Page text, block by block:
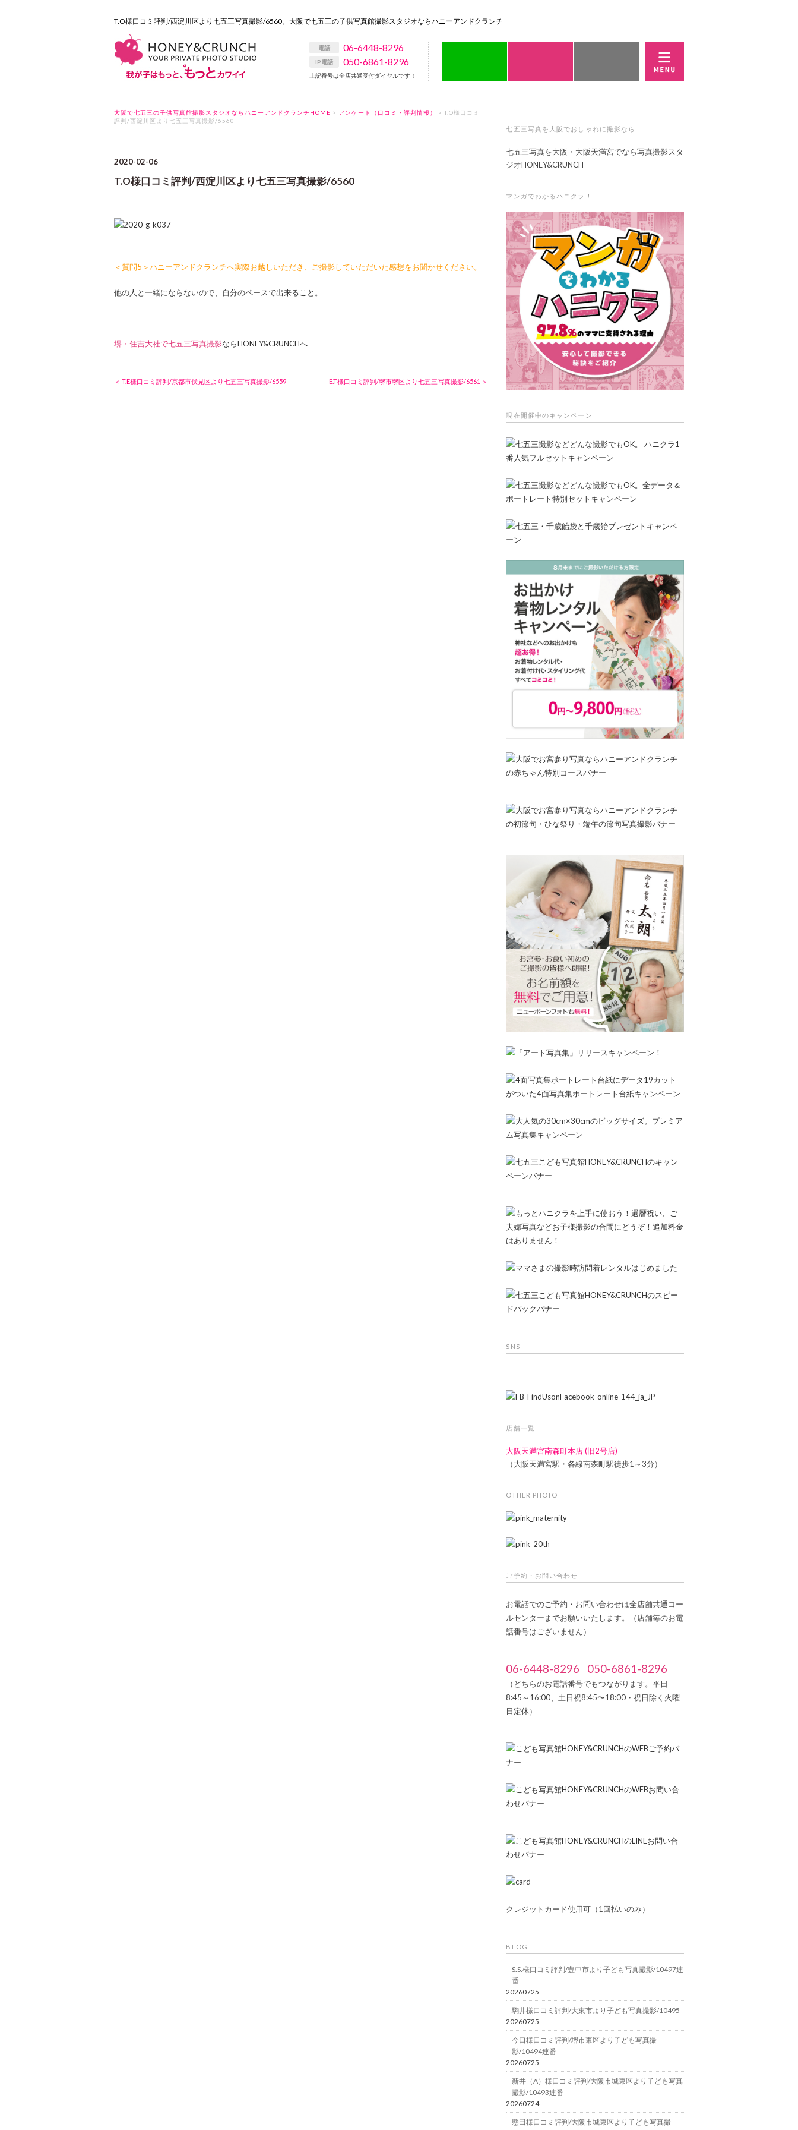
T.O様口コミ評判/西淀川区より七五三写真撮影/6560。大阪で七五三の子供写真館撮影スタジオならハニーアンドクランチ
電話 06-6448-8296
IP電話 050-6861-8296
上記番号は全店共通受付ダイヤルです！
大阪で七五三の子供写真館撮影スタジオならハニーアンドクランチHOME > アンケート（口コミ・評判情報）
> T.O様口コミ
評判/西淀川区より七五三写真撮影/6560
2020-02-06
T.O様口コミ評判/西淀川区より七五三写真撮影/6560
＜質問5＞ハニーアンドクランチへ実際お越しいただき、ご撮影していただいた感想をお聞かせください。
他の人と一緒にならないので、自分のペースで出来ること。
堺・住吉大社で七五三写真撮影ならHONEY&CRUNCHへ
＜ T.E様口コミ評判/京都市伏見区より七五三写真撮影/6559 E.T様口コミ評判/堺市堺区より七五三写真撮影/6561 ＞
七五三写真を大阪でおしゃれに撮影なら
七五三写真を大阪・大阪天満宮でなら写真撮影スタ
ジオHONEY&CRUNCH
マンガでわかるハニクラ！
現在開催中のキャンペーン
SNS
店舗一覧
大阪天満宮南森町本店 (旧2号店)
（大阪天満宮駅・各線南森町駅徒歩1～3分）
OTHER PHOTO
ご予約・お問い合わせ
お電話でのご予約・お問い合わせは全店舗共通コー
ルセンターまでお願いいたします。（店舗毎のお電
話番号はございません）
06-6448-8296 050-6861-8296
（どちらのお電話番号でもつながります。平日
8:45～16:00、土日祝8:45〜18:00・祝日除く火曜
日定休）
クレジットカード使用可（1回払いのみ）
BLOG
S.S.様口コミ評判/豊中市より子ども写真撮影/10497連
番
20260725
駒井様口コミ評判/大東市より子ども写真撮影/10495
20260725
今口様口コミ評判/堺市東区より子ども写真撮
影/10494連番
20260725
新井（A）様口コミ評判/大阪市城東区より子ども写真
撮影/10493連番
20260724
懸田様口コミ評判/大阪市城東区より子ども写真撮